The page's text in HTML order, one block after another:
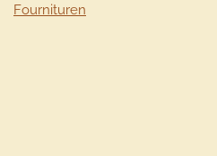
Fournituren